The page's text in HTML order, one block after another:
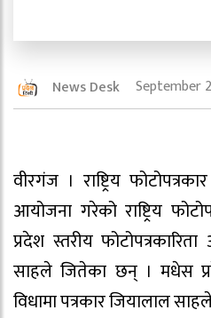
News Desk September
वीरगंज । राष्ट्रिय
आयोजना गरेको राष्ट्रिय
प्रदेश स्तरीय फोटोपत्रकारिता
साहले जितेका छन् । मधेस
विधामा पत्रकार जियालाल